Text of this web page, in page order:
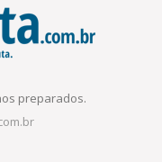
preparados.